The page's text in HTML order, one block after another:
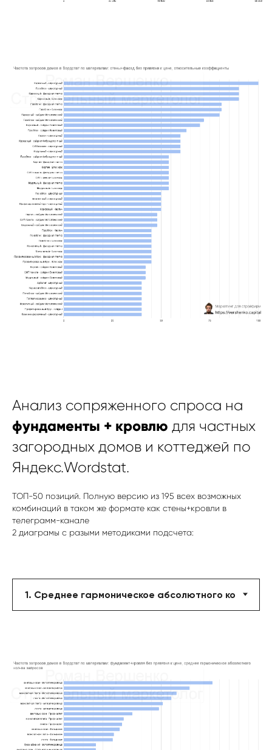
Анализ сопряженного спроса на
фундаменты + кровлю для частных
загородных домов и коттеджей по
Яндекс.Wordstat.
ТОП-50 позиций. Полную версию из 195 всех возможных
комбинаций в таком же формате как стены+кровли в
телеграмм-канале
2 диаграмы с разыми методиками подсчета: